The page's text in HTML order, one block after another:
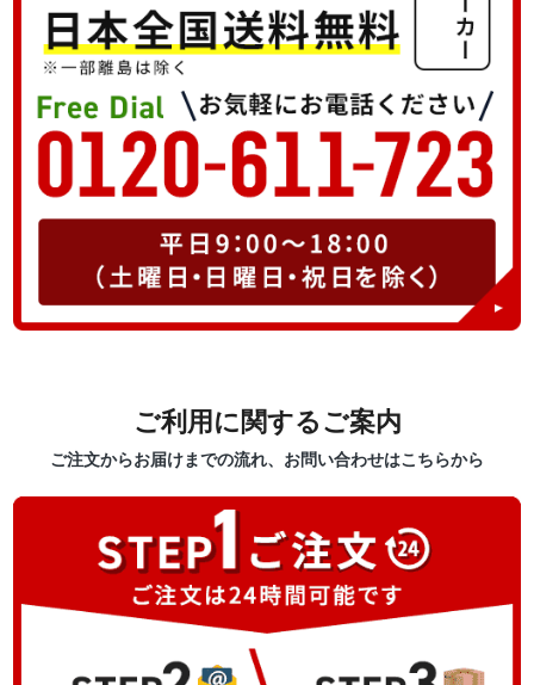
ご利用に関するご案内
ご注文からお届けまでの流れ、お問い合わせはこちらから